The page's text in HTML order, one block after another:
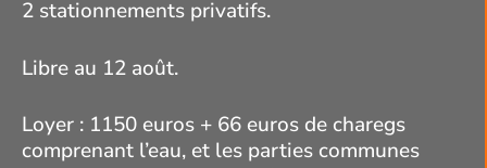
2 stationnements privatifs.
Libre au 12 août.
Loyer : 1150 euros + 66 euros de charegs
comprenant l’eau, et les parties communes